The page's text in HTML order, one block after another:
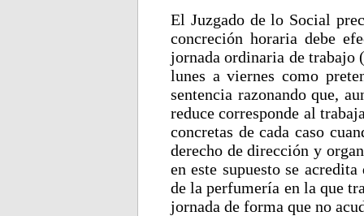
El Juzgado de lo Social
concreción horaria debe
jornada ordinaria de trabajo
lunes a viernes como
sentencia razonando que,
reduce corresponde al
concretas de cada caso
derecho de dirección y
en este supuesto se
de la perfumería en la que
jornada de forma que no